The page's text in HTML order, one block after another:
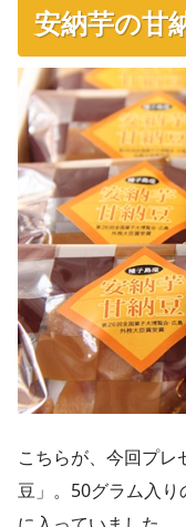
安納芋の甘
こちらが、今回プレ
豆」。50グラム入